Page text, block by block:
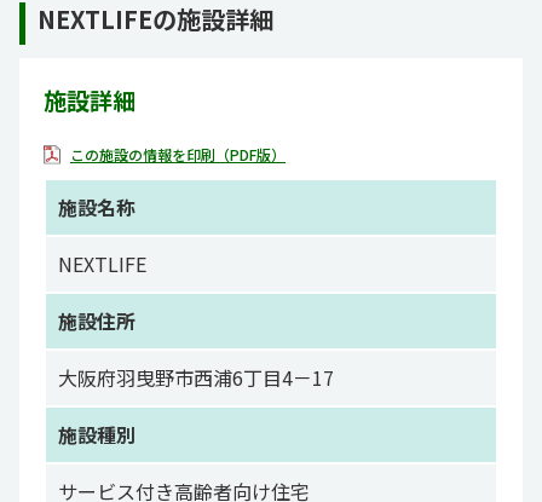
NEXTLIFEの施設詳細
施設詳細
この施設の情報を印刷（PDF版）
施設名称
NEXTLIFE
施設住所
大阪府羽曳野市西浦6丁目4－17
施設種別
サービス付き高齢者向け住宅